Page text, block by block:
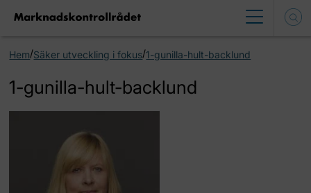
Hem/Säker utveckling i fokus/1-gunilla-hult-backlund
1-gunilla-hult-backlund